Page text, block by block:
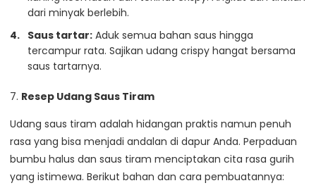
dari minyak berlebih.
Saus tartar: Aduk semua bahan saus hingga
tercampur rata. Sajikan udang crispy hangat bersama
saus tartarnya.
7. Resep Udang Saus Tiram
Udang saus tiram adalah hidangan praktis namun penuh
rasa yang bisa menjadi andalan di dapur Anda. Perpaduan
bumbu halus dan saus tiram menciptakan cita rasa gurih
yang istimewa. Berikut bahan dan cara pembuatannya: